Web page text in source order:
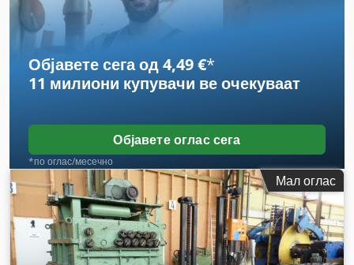
Објавете сега од 4,49 €*
11 милиони купувачи ве очекуваат
Објавете оглас сега
*по оглас/месечно
Мал оглас